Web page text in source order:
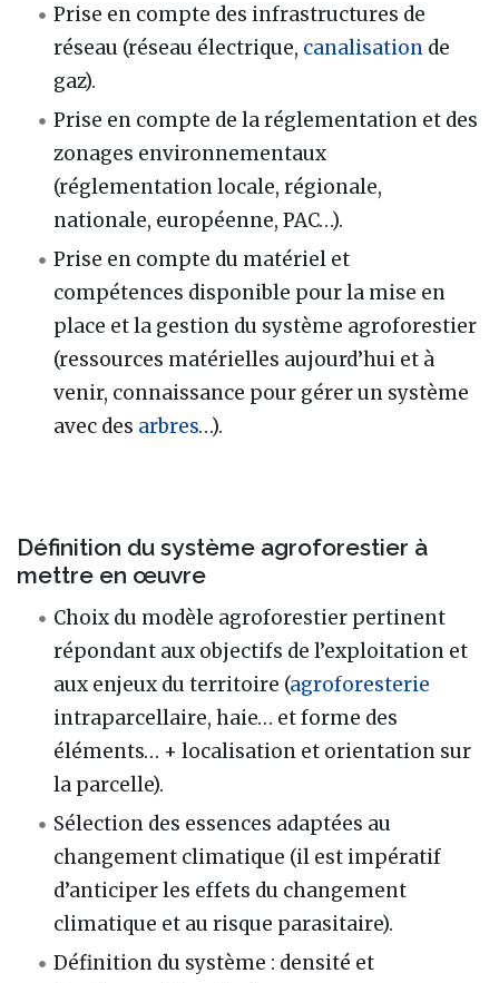
Prise en compte des infrastructures de
réseau (réseau électrique, canalisation de
gaz).
Prise en compte de la réglementation et des
zonages environnementaux
(réglementation locale, régionale,
nationale, européenne, PAC…).
Prise en compte du matériel et
compétences disponible pour la mise en
place et la gestion du système agroforestier
(ressources matérielles aujourd’hui et à
venir, connaissance pour gérer un système
avec des arbres…).
Définition du système agroforestier à
mettre en œuvre
Choix du modèle agroforestier pertinent
répondant aux objectifs de l’exploitation et
aux enjeux du territoire (agroforesterie
intraparcellaire, haie… et forme des
éléments… + localisation et orientation sur
la parcelle).
Sélection des essences adaptées au
changement climatique (il est impératif
d’anticiper les effets du changement
climatique et au risque parasitaire).
Définition du système : densité et